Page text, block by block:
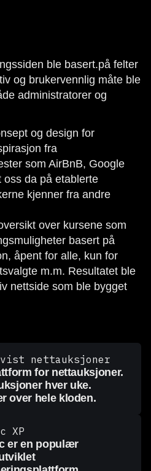
ble basert.på felter
og brukervennlig måte ble
administratorer og
og design for
fra
som AirBnB, Google
oss da på etablerte
kjenner fra andre
over kursene som
basert på
åpent for alle, kun for
m.m. Resultatet ble
nettside som ble bygget
nettauksjoner
for nettauksjoner.
hver uke.
over hele kloden.
XP
er en populær